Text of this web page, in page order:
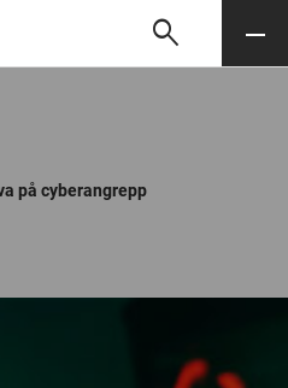
Söksearch Meny
på cyberangrepp